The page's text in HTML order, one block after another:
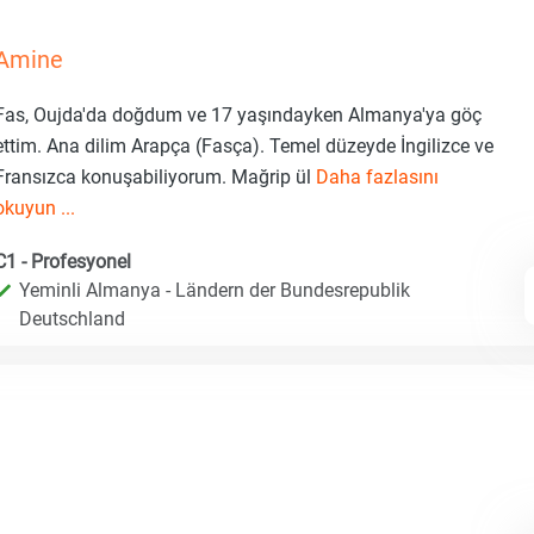
Oujda'da doğdum ve 17 yaşındayken Almanya'ya göç
Ana dilim Arapça (Fasça). Temel düzeyde İngilizce ve
konuşabiliyorum. Mağrip ül Daha fazlasını
...
- Profesyonel
Yeminli Almanya - Ländern der Bundesrepublik
Deutschland